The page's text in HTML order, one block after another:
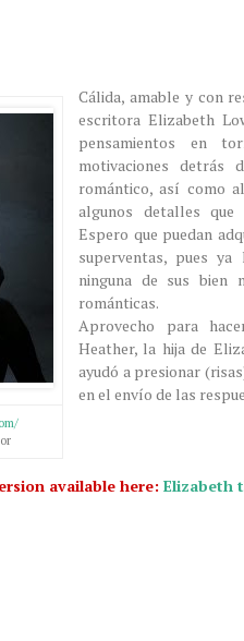
Cálida, amable y con
escritora Elizabeth
pensamientos en
motivaciones detrás
romántico, así como
algunos detalles que
Espero que puedan
superventas, pues
ninguna de sus bien
románticas.
Aprovecho para
Heather, la hija de
ayudó a presionar
en el envío de las
available here: Elizabeth